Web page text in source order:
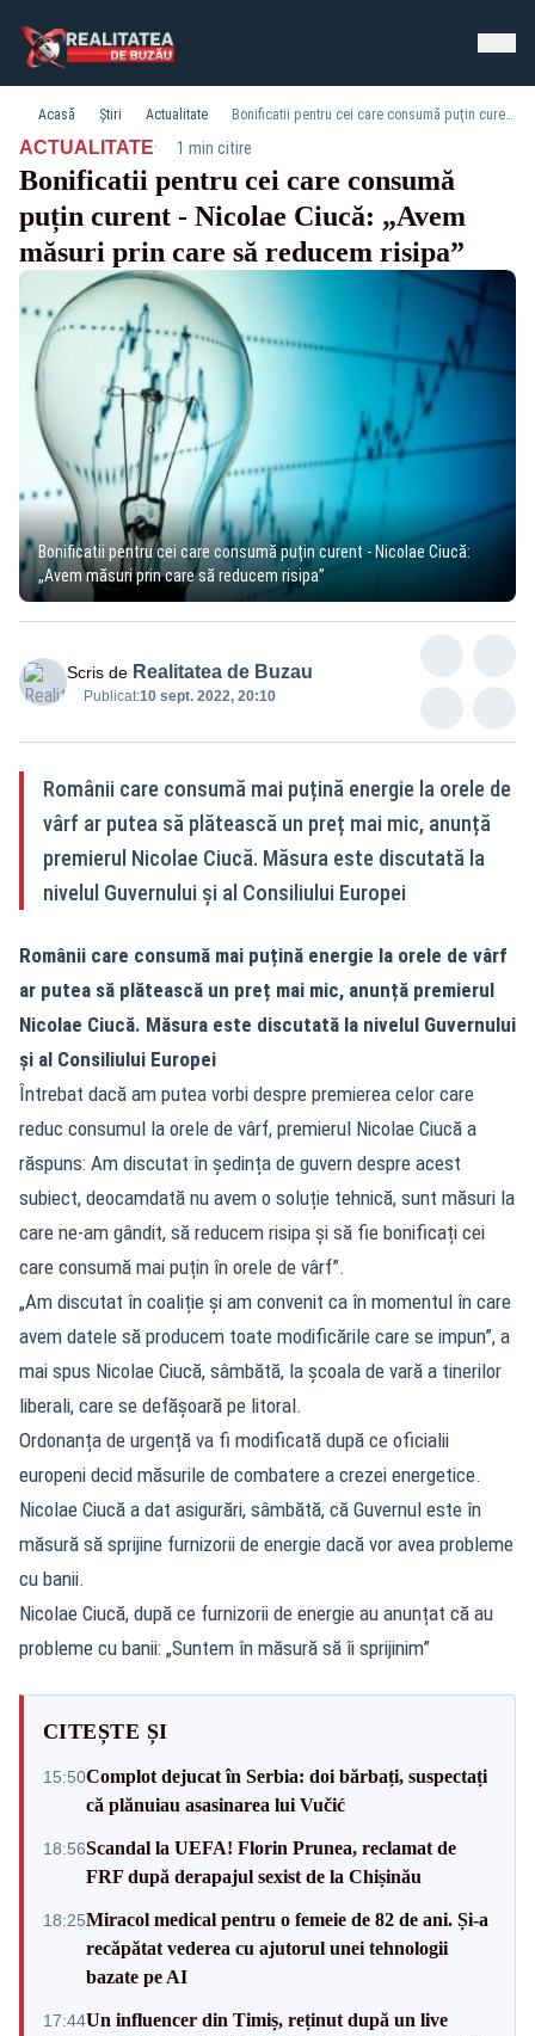
Acasă Știri Actualitate Bonificatii pentru cei care consumă puțin curent - Nicolae Ciucă: „Avem măsuri prin care să reducem risipa”
ACTUALITATE· 1 min citire
Bonificatii pentru cei care consumă
puțin curent - Nicolae Ciucă: „Avem
măsuri prin care să reducem risipa”
Bonificatii pentru cei care consumă puțin curent - Nicolae Ciucă:
„Avem măsuri prin care să reducem risipa”
Scris de Realitatea de Buzau
Publicat:10 sept. 2022, 20:10
Românii care consumă mai puțină energie la orele de
vârf ar putea să plătească un preț mai mic, anunță
premierul Nicolae Ciucă. Măsura este discutată la
nivelul Guvernului și al Consiliului Europei
Românii care consumă mai puțină energie la orele de vârf
ar putea să plătească un preț mai mic, anunță premierul
Nicolae Ciucă. Măsura este discutată la nivelul Guvernului
și al Consiliului Europei
Întrebat dacă am putea vorbi despre premierea celor care
reduc consumul la orele de vârf, premierul Nicolae Ciucă a
răspuns: Am discutat în ședința de guvern despre acest
subiect, deocamdată nu avem o soluție tehnică, sunt măsuri la
care ne-am gândit, să reducem risipa și să fie bonificați cei
care consumă mai puțin în orele de vârf”.
„Am discutat în coaliție și am convenit ca în momentul în care
avem datele să producem toate modificările care se impun”, a
mai spus Nicolae Ciucă, sâmbătă, la școala de vară a tinerilor
liberali, care se defășoară pe litoral.
Ordonanța de urgență va fi modificată după ce oficialii
europeni decid măsurile de combatere a crezei energetice.
Nicolae Ciucă a dat asigurări, sâmbătă, că Guvernul este în
măsură să sprijine furnizorii de energie dacă vor avea probleme
cu banii.
Nicolae Ciucă, după ce furnizorii de energie au anunțat că au
probleme cu banii: „Suntem în măsură să îi sprijinim”
CITEȘTE ȘI
15:50Complot dejucat în Serbia: doi bărbați, suspectați
că plănuiau asasinarea lui Vučić
18:56Scandal la UEFA! Florin Prunea, reclamat de
FRF după derapajul sexist de la Chișinău
18:25Miracol medical pentru o femeie de 82 de ani. Și-a
recăpătat vederea cu ajutorul unei tehnologii
bazate pe AI
17:44Un influencer din Timiș, reținut după un live